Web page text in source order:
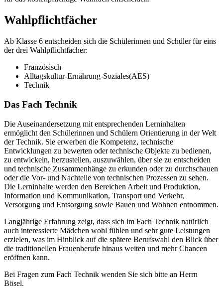
Wahlpflichtfächer
Ab Klasse 6 entscheiden sich die Schülerinnen und Schüler für eins
der drei Wahlpflichtfächer:
Französisch
Alltagskultur-Ernährung-Soziales(AES)
Technik
Das Fach Technik
Die Auseinandersetzung mit entsprechenden Lerninhalten
ermöglicht den Schülerinnen und Schülern Orientierung in der Welt
der Technik. Sie erwerben die Kompetenz, technische
Entwicklungen zu bewerten oder technische Objekte zu bedienen,
zu entwickeln, herzustellen, auszuwählen, über sie zu entscheiden
und technische Zusammenhänge zu erkunden oder zu durchschauen
oder die Vor- und Nachteile von technischen Prozessen zu sehen.
Die Lerninhalte werden den Bereichen Arbeit und Produktion,
Information und Kommunikation, Transport und Verkehr,
Versorgung und Entsorgung sowie Bauen und Wohnen entnommen.
Langjährige Erfahrung zeigt, dass sich im Fach Technik natürlich
auch interessierte Mädchen wohl fühlen und sehr gute Leistungen
erzielen, was im Hinblick auf die spätere Berufswahl den Blick über
die traditionellen Frauenberufe hinaus weiten und mehr Chancen
eröffnen kann.
Bei Fragen zum Fach Technik wenden Sie sich bitte an Herrn
Bösel.